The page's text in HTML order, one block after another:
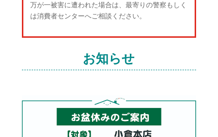
万が一被害に遭われた場合は、最寄りの警察もしく
は消費者センターへご相談ください。
お知らせ